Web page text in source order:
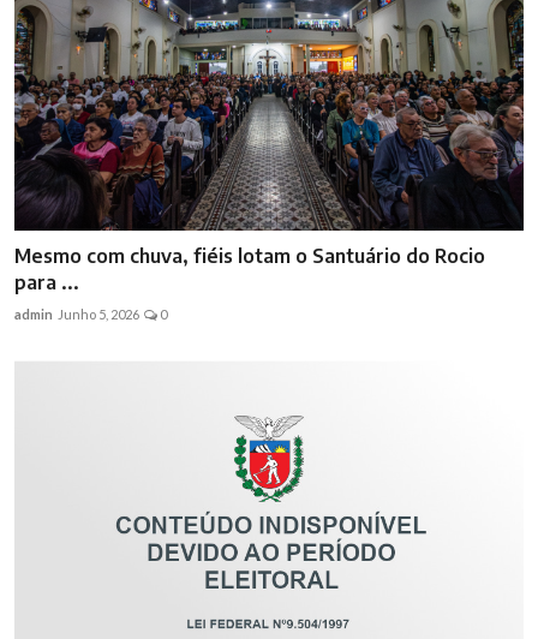
Mesmo com chuva, fiéis lotam o Santuário do Rocio
para ...
admin Junho 5, 2026 0